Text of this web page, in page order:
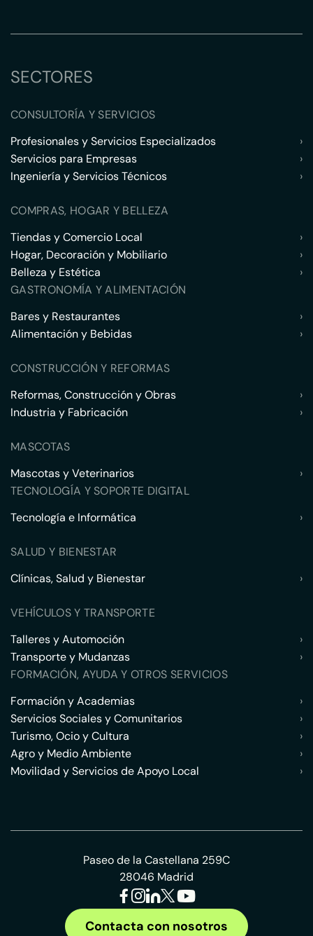
SECTORES
CONSULTORÍA Y SERVICIOS
Profesionales y Servicios Especializados
›
Servicios para Empresas
›
Ingeniería y Servicios Técnicos
›
COMPRAS, HOGAR Y BELLEZA
Tiendas y Comercio Local
›
Hogar, Decoración y Mobiliario
›
Belleza y Estética
›
GASTRONOMÍA Y ALIMENTACIÓN
Bares y Restaurantes
›
Alimentación y Bebidas
›
CONSTRUCCIÓN Y REFORMAS
Reformas, Construcción y Obras
›
Industria y Fabricación
›
MASCOTAS
Mascotas y Veterinarios
›
TECNOLOGÍA Y SOPORTE DIGITAL
Tecnología e Informática
›
SALUD Y BIENESTAR
Clínicas, Salud y Bienestar
›
VEHÍCULOS Y TRANSPORTE
Talleres y Automoción
›
Transporte y Mudanzas
›
FORMACIÓN, AYUDA Y OTROS SERVICIOS
Formación y Academias
›
Servicios Sociales y Comunitarios
›
Turismo, Ocio y Cultura
›
Agro y Medio Ambiente
›
Movilidad y Servicios de Apoyo Local
›
Paseo de la Castellana 259C
28046 Madrid
Contacta con nosotros